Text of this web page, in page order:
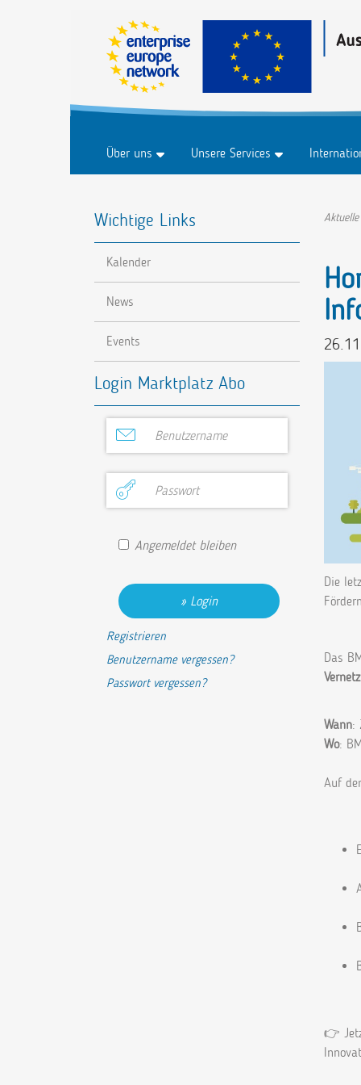
Über uns
FAQ
Unsere Services
Innovation & Technologie
Forschung & Entwicklung
Die
Das
Wann:
Wo:
Auf
👉
Wichtige Links
Kalender
News
Events
Login Marktplatz Abo
Angemeldet bleiben
Login
Registrieren
Benutzername vergessen?
Passwort vergessen?